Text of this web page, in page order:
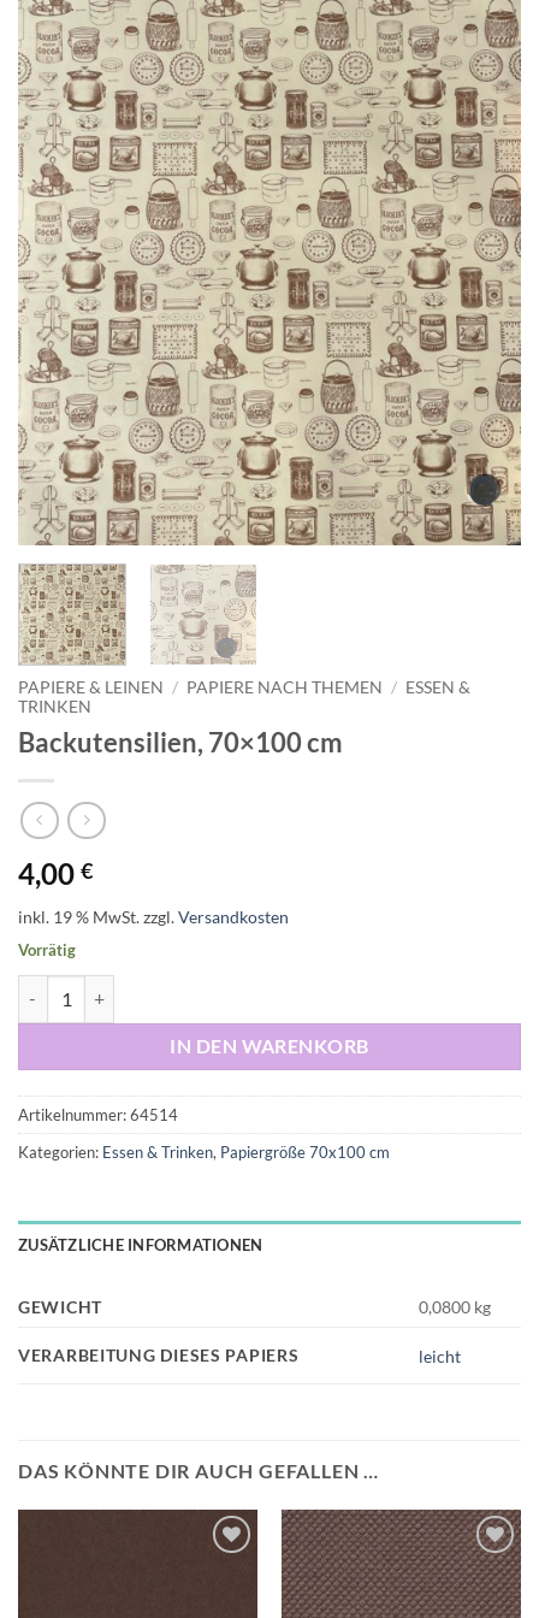
PAPIERE & LEINEN / PAPIERE NACH THEMEN / ESSEN &
TRINKEN
Backutensilien, 70×100 cm
4,00 €
inkl. 19 % MwSt.zzgl.Versandkosten
Vorrätig
IN DEN WARENKORB
Artikelnummer:64514
Kategorien: Essen & Trinken, Papiergröße 70x100 cm
ZUSÄTZLICHE INFORMATIONEN
GEWICHT 0,0800 kg
VERARBEITUNG DIESES PAPIERS leicht
DAS KÖNNTE DIR AUCH GEFALLEN …
Auf die
Wunschliste